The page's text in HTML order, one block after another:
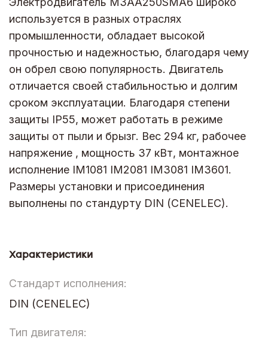
используется в разных отраслях
промышленности, обладает высокой
прочностью и надежностью, благодаря чему
он обрел свою популярность. Двигатель
отличается своей стабильностью и долгим
сроком эксплуатации. Благодаря степени
защиты IP55, может работать в режиме
защиты от пыли и брызг. Вес 294 кг, рабочее
напряжение , мощность 37 кВт, монтажное
исполнение IM1081 IM2081 IM3081 IM3601.
Размеры установки и присоединения
выполнены по стандурту DIN (CENELEC).
Характеристики
Стандарт исполнения:
DIN (CENELEC)
Тип двигателя: